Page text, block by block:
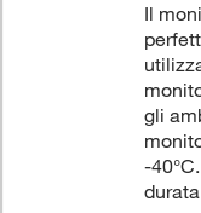
Il
gli
-